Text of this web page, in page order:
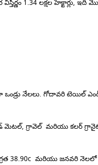
విస్తీర్ణం 1.34 లక్షల హెక్టార్లు,
నేలలు. గోదావరి టెయిల్ ఎండ్
గ్రావెల్ మరియు కలర్
మరియు జనవరి నెలలో